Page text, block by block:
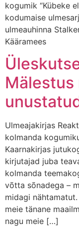
kogumik “Kübeke
kodumaise
ulmeauhinna
Kääramees
Mälestus
Ulmeajakirjas
kolmanda
Kaarnakirjas
kirjutajad juba
kolmanda
võtta sõnadega –
midagi
meie tänane
nagu meie […]